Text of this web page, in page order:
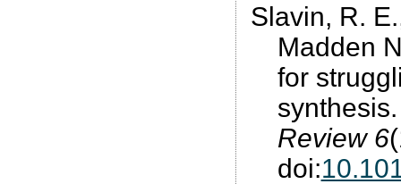
Slavin, R.
Madden
for
Review 6
doi: